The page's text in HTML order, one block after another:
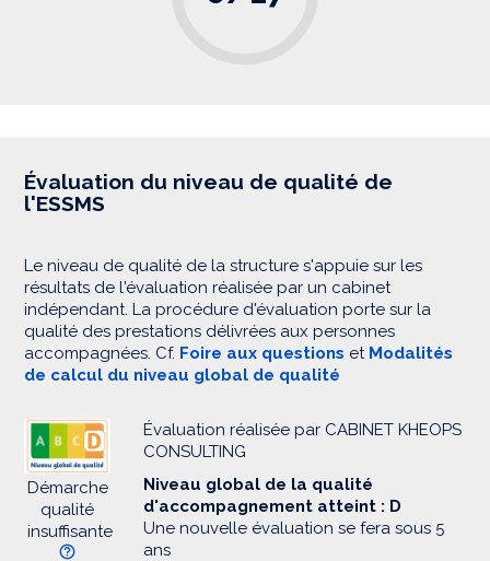
Évaluation du niveau de qualité de
l'ESSMS
Le niveau de qualité de la structure s'appuie sur les
résultats de l'évaluation réalisée par un cabinet
indépendant. La procédure d'évaluation porte sur la
qualité des prestations délivrées aux personnes
accompagnées. Cf. Foire aux questions et Modalités
de calcul du niveau global de qualité
Démarche
qualité
insuffisante
Évaluation réalisée par CABINET KHEOPS
CONSULTING
Niveau global de la qualité
d'accompagnement atteint : D
Une nouvelle évaluation se fera sous 5
ans